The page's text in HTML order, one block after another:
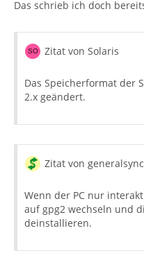
Das schrieb ich doch
Zitat von Solaris
Das Speicherformat der
2.x geändert.
Zitat von generalsync
Wenn der PC nur
auf gpg2 wechseln und
deinstallieren.